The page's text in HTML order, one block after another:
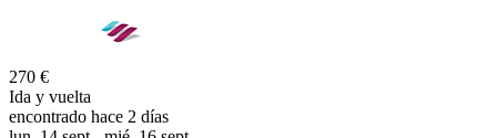
270 €
Ida y vuelta
encontrado hace 2 días